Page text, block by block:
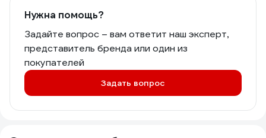
Нужна помощь?
Задайте вопрос – вам ответит наш эксперт,
представитель бренда или один из
покупателей
Задать вопрос